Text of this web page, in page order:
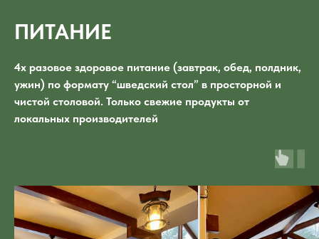
ПИТАНИЕ
4х разовое здоровое питание (завтрак, обед, полдник,
ужин) по формату “шведский стол” в просторной и
чистой столовой. Только свежие продукты от
локальных производителей